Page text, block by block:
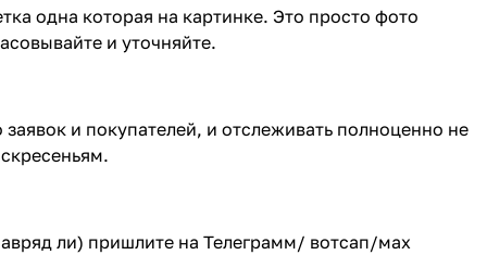
одна которая на картинке. Это просто фото
и уточняйте.
и покупателей, и отслеживать полноценно не
ли) пришлите на Телеграмм/ вотсап/мах